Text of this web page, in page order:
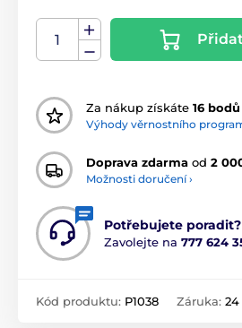
Za nákup získáte 16 bodů
Výhody věrnostního
Doprava zdarma od 2
Možnosti doručení ›
Potřebujete poradit?
Zavolejte na 777 624
Kód produktu: P1038 Záruka: